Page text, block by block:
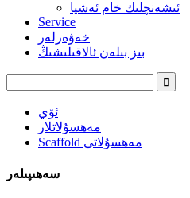
ئىشەنچلىك خام ئەشيا
Service
خەۋەرلەر
بىز بىلەن ئالاقىلىشىڭ
ئۆي
مەھسۇلاتلار
Scaffold مەھسۇلاتى
سەھىپىلەر